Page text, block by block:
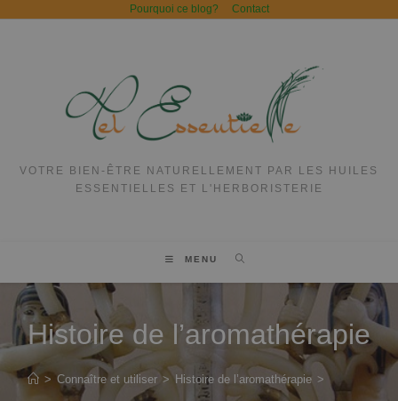
Pourquoi ce blog? Contact
VOTRE BIEN-ÊTRE NATURELLEMENT PAR LES HUILES
ESSENTIELLES ET L'HERBORISTERIE
MENU
Histoire de l’aromathérapie
> Connaître et utiliser > Histoire de l’aromathérapie >